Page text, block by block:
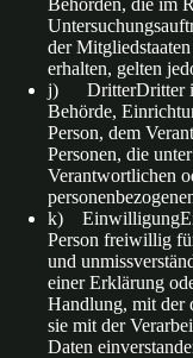
der
erhalten, gelten
j) DritterDritter ist
Behörde,
Person, dem
Personen, die
Verantwortlichen
k)
Person freiwillig
und
einer Erklärung
Handlung, mit der
sie mit der
Daten